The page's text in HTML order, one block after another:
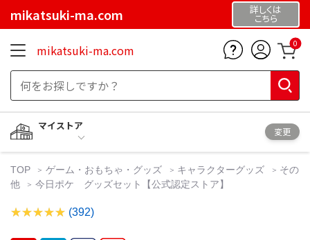
mikatsuki-ma.com 詳しくは
こちら
mikatsuki-ma.com 0
マイストア
変更
TOP ゲーム・おもちゃ・グッズ キャラクターグッズ
その
他
今日ポケ グッズセット【公式認定ストア】
(392)